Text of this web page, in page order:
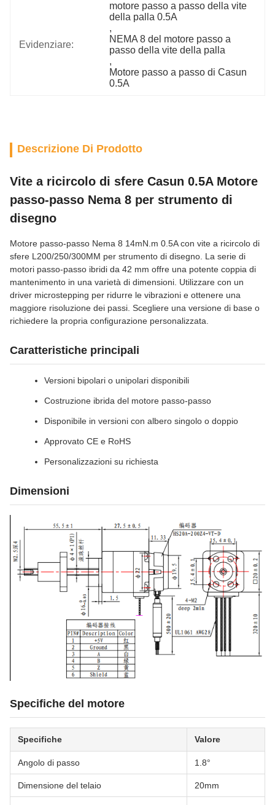
Evidenziare:
motore passo a passo della vite
della palla 0.5A
,
NEMA 8 del motore passo a
passo della vite della palla
,
Motore passo a passo di Casun
0.5A
Descrizione Di Prodotto
Vite a ricircolo di sfere Casun 0.5A Motore
passo-passo Nema 8 per strumento di
disegno
Motore passo-passo Nema 8 14mN.m 0.5A con vite a ricircolo di
sfere L200/250/300MM per strumento di disegno. La serie di
motori passo-passo ibridi da 42 mm offre una potente coppia di
mantenimento in una varietà di dimensioni. Utilizzare con un
driver microstepping per ridurre le vibrazioni e ottenere una
maggiore risoluzione dei passi. Scegliere una versione di base o
richiedere la propria configurazione personalizzata.
Caratteristiche principali
Versioni bipolari o unipolari disponibili
Costruzione ibrida del motore passo-passo
Disponibile in versioni con albero singolo o doppio
Approvato CE e RoHS
Personalizzazioni su richiesta
Dimensioni
Specifiche del motore
Specifiche Valore
Angolo di passo 1.8°
Dimensione del telaio 20mm